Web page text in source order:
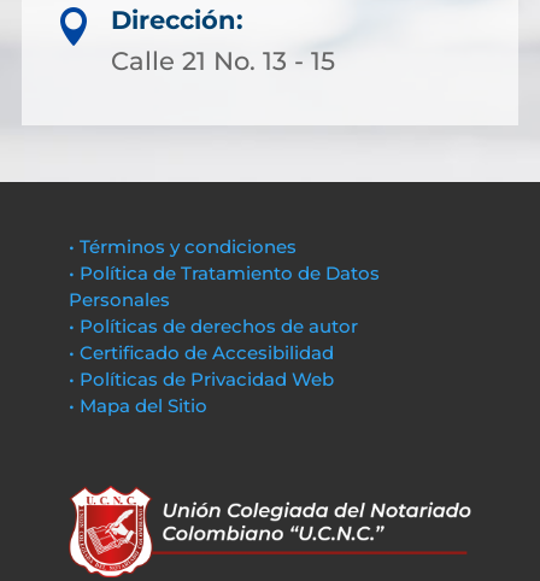

Dirección:
Calle 21 No. 13 - 15
• Términos y condiciones
• Política de Tratamiento de Datos
Personales
• Políticas de derechos de autor
• Certificado de Accesibilidad
• Políticas de Privacidad Web
• Mapa del Sitio